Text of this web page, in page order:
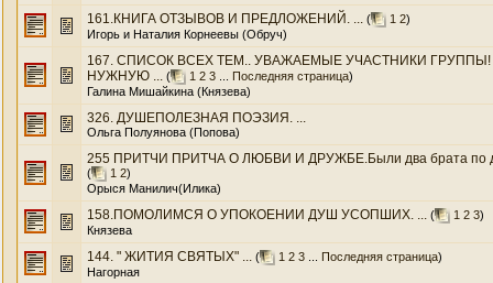
161.КНИГА ОТЗЫВОВ И ПРЕДЛОЖЕНИЙ. ... ( 1 2)
Игорь и Наталия Корнеевы (Обруч)
167. СПИСОК ВСЕХ ТЕМ.. УВАЖАЕМЫЕ УЧАСТНИКИ
НУЖНУЮ ... ( 1 2 3 Последняя страница)
Галина Мишайкина (Князева)
326. ДУШЕПОЛЕЗНАЯ ПОЭЗИЯ. ...
Ольга Полуянова (Попова)
255 ПРИТЧИ ПРИТЧА О ЛЮБВИ И ДРУЖБЕ.Были два брата по
( 1 2)
Орыся Манилич(Илика)
158.ПОМОЛИМСЯ О УПОКОЕНИИ ДУШ УСОПШИХ. ... ( 1 2 3)
Князева
144. " ЖИТИЯ СВЯТЫХ" ... ( 1 2 3 Последняя страница)
Нагорная